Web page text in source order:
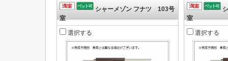
シャーメゾン フナツ 103号
室
選択する
室
選択する